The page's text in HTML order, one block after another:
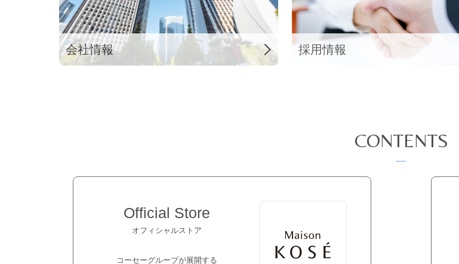
会社情報 採用情報
CONTENTS
Official Store
オフィシャルストア
コーセーグループが展開する